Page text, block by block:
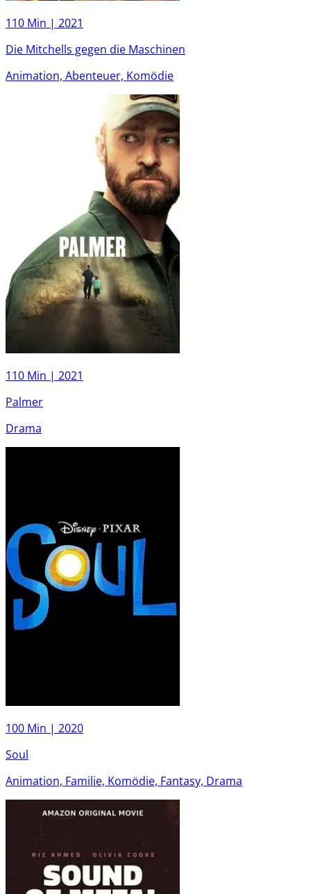
110 Min | 2021
Die Mitchells gegen die Maschinen
Animation, Abenteuer, Komödie
110 Min | 2021
Palmer
Drama
100 Min | 2020
Soul
Animation, Familie, Komödie, Fantasy, Drama